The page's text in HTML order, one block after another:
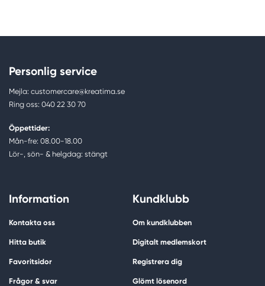
Personlig service
Mejla: customercare@kreatima.se
Ring oss: 040 22 30 70
Öppettider:
Mån-fre: 08.00-18.00
Lör-, sön- & helgdag: stängt
Information
Kontakta oss
Hitta butik
Favoritsidor
Frågor & svar
Kundklubb
Om kundklubben
Digitalt medlemskort
Registrera dig
Glömt lösenord